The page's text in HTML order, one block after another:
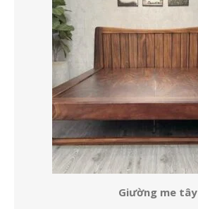
Giường me tây